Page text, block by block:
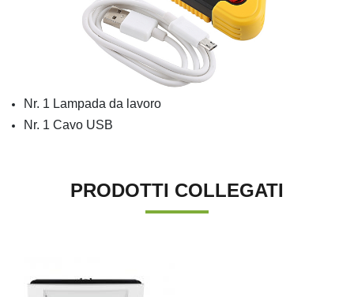
Nr. 1 Lampada da lavoro
Nr. 1 Cavo USB
PRODOTTI COLLEGATI